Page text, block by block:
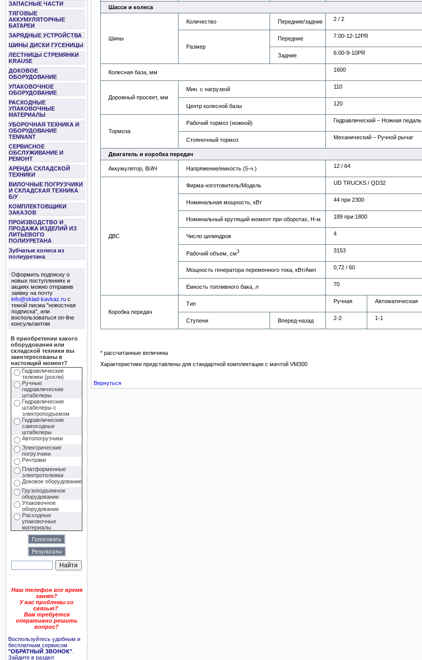
ЗАПАСНЫЕ ЧАСТИ
ТЯГОВЫЕ
АККУМУЛЯТОРНЫЕ
БАТАРЕИ
ЗАРЯДНЫЕ УСТРОЙСТВА
ШИНЫ ДИСКИ ГУСЕНИЦЫ
ЛЕСТНИЦЫ СТРЕМЯНКИ
KRAUSE
ДОКОВОЕ
ОБОРУДОВАНИЕ
УПАКОВОЧНОЕ
ОБОРУДОВАНИЕ
РАСХОДНЫЕ
УПАКОВОЧНЫЕ
МАТЕРИАЛЫ
УБОРОЧНАЯ ТЕХНИКА И
ОБОРУДОВАНИЕ
TENNANT
СЕРВИСНОЕ
ОБСЛУЖИВАНИЕ И
РЕМОНТ
АРЕНДА СКЛАДСКОЙ
ТЕХНИКИ
ВИЛОЧНЫЕ ПОГРУЗЧИКИ
И СКЛАДСКАЯ ТЕХНИКА
Б/У
КОМПЛЕКТОВЩИКИ
ЗАКАЗОВ
ПРОИЗВОДСТВО И
ПРОДАЖА ИЗДЕЛИЙ ИЗ
ЛИТЬЕВОГО
ПОЛИУРЕТАНА
Зубчатые колеса из
полиуретана
Оформить подписку о
новых поступлениях и
акциях можно отправив
заявку на почту
info@sklad-kavkaz.ruс
темой писма "новостная
подписка", или
воспользоваться on-line
консультантом
В приобретении какого
оборудования или
складской техники вы
заинтересованы в
настоящий момент?
Гидравлические
тележки (рохли)
Ручные
гидравлические
штабелеры
Гидравлические
штабелеры с
электроподъемом
Гидравлические
самоходные
штабелеры
Автопогрузчики
Электрические
погрузчики
Ричтраки
Платформенные
электротележки
Доковое оборудование
Грузоподъемное
оборудование
Упаковочное
оборудование
Расходные
упаковочные
материалы
Наш телефон все время
занят?
У вас проблемы со
связью?
Вам требуется
оперативно решить
вопрос?
Воспользуйтесь удобным и
бесплатным сервисом
"ОБРАТНЫЙ ЗВОНОК"
Зайдите в раздел
Шасси и колеса
Шины
Количество Передние/задние 2 / 2
Размер
Передние 7.00-12-12PR
Задние 6.00-9-10PR
Колесная база, мм 1600
Дорожный просвет, мм
Мин. с нагрузкой 110
Центр колесной базы 120
Тормоза
Рабочий тормоз (ножной) Гидравлический – Ножная педаль
Стояночный тормоз Механический – Ручной рычаг
Двигатель и коробка передач
Аккумулятор, В/АЧ Напряжение/емкость (5-ч.) 12 / 64
ДВС
Фирма-изготовитель/Модель UD TRUCKS / QD32
Номинальная мощность, кВт 44 при 2300
Номинальный крутящий момент при оборотах, Н-м 189 при 1800
Число цилиндров 4
Рабочий объем, см3 3153
Мощность генератора переменного тока, кВт/Амп 0,72 / 60
Емкость топливного бака, л 70
Коробка передач
Тип Ручная Автоматическая
Ступени Вперед-назад 2-2 1-1
* рассчитанные величины
Характеристики представлены для стандартной комплектации с мачтой VM300
Вернуться